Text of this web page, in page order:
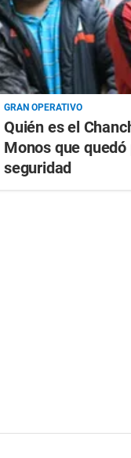
GRAN OPERATIVO
Quién es el
Monos que
seguridad